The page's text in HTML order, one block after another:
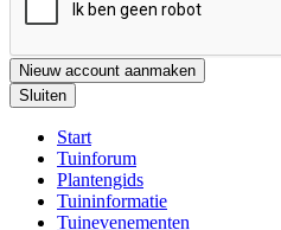
Nieuw account aanmaken
Sluiten
Start
Tuinforum
Plantengids
Tuininformatie
Tuinevenementen